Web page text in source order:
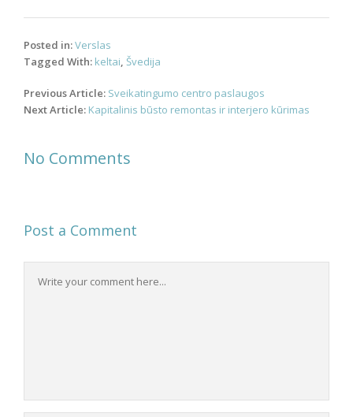
Posted in:Verslas
Tagged With: keltai Švedija
Post
navigation
Previous Article: Sveikatingumo centro paslaugos
Next Article: Kapitalinis būsto remontas ir interjero kūrimas
No Comments
Post a Comment